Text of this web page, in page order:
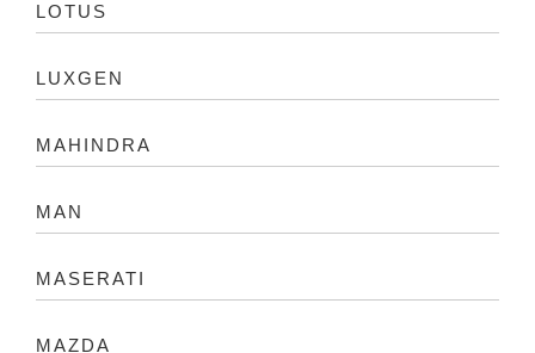
LOTUS
LUXGEN
MAHINDRA
MAN
MASERATI
MAZDA